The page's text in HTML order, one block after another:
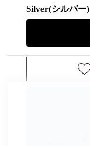
Silver(シルバー)